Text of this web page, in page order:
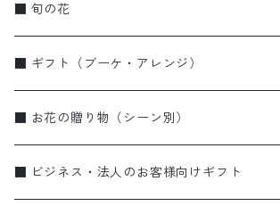
■ 旬の花
■ ギフト（ブーケ・アレンジ）
ブーケ・花束
アレンジメント
■ お花の贈り物（シーン別）
お誕生日
■ ビジネス・法人のお客様向けギフト